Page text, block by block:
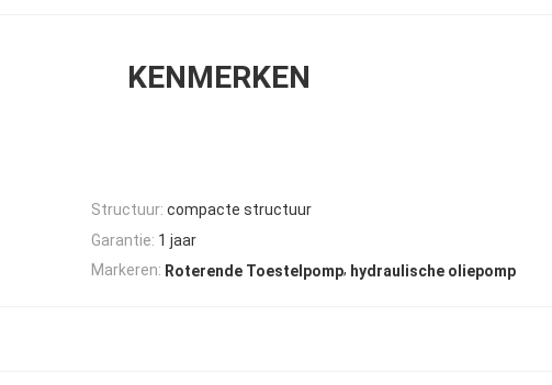
KENMERKEN
Structuur: compacte structuur
Garantie: 1 jaar
Markeren: Roterende Toestelpomp, hydraulische oliepomp